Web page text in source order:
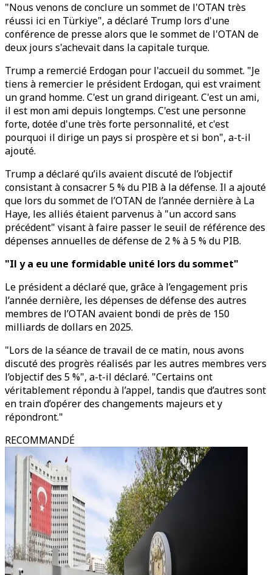
"Nous venons de conclure un sommet de l'OTAN très
réussi ici en Türkiye", a déclaré Trump lors d'une
conférence de presse alors que le sommet de l'OTAN de
deux jours s'achevait dans la capitale turque.
Trump a remercié Erdogan pour l'accueil du sommet. "Je
tiens à remercier le président Erdogan, qui est vraiment
un grand homme. C'est un grand dirigeant. C'est un ami,
il est mon ami depuis longtemps. C'est une personne
forte, dotée d'une très forte personnalité, et c'est
pourquoi il dirige un pays si prospère et si bon", a-t-il
ajouté.
Trump a déclaré qu’ils avaient discuté de l’objectif
consistant à consacrer 5 % du PIB à la défense. Il a ajouté
que lors du sommet de l’OTAN de l’année dernière à La
Haye, les alliés étaient parvenus à "un accord sans
précédent" visant à faire passer le seuil de référence des
dépenses annuelles de défense de 2 % à 5 % du PIB.
"Il y a eu une formidable unité lors du sommet"
Le président a déclaré que, grâce à l’engagement pris
l’année dernière, les dépenses de défense des autres
membres de l’OTAN avaient bondi de près de 150
milliards de dollars en 2025.
"Lors de la séance de travail de ce matin, nous avons
discuté des progrès réalisés par les autres membres vers
l’objectif des 5 %", a-t-il déclaré. "Certains ont
véritablement répondu à l’appel, tandis que d’autres sont
en train d’opérer des changements majeurs et y
répondront."
RECOMMANDÉ